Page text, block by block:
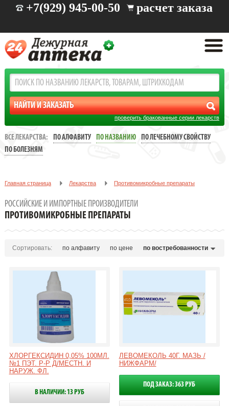
+7(929) 945-00-50 расчет заказа
проверить бракованные серии лекарств
ВСЕ ЛЕКАРСТВА: ПО АЛФАВИТУ ПО НАЗВАНИЮ
ПО ЛЕЧЕБНОМУ СВОЙСТВУ
ПО БОЛЕЗНЯМ
Главная страница Лекарства Противомикробные препараты
РОССИЙСКИЕ И ИМПОРТНЫЕ ПРОИЗВОДИТЕЛИ
ПРОТИВОМИКРОБНЫЕ ПРЕПАРАТЫ
Сортировать: по алфавиту по цене по востребованности
ХЛОРГЕКСИДИН 0,05% 100МЛ.
№1 ПЭТ. Р-Р Д/МЕСТН. И
НАРУЖ. ФЛ.
В НАЛИЧИИ: 13 РУБ
ЛЕВОМЕКОЛЬ 40Г. МАЗЬ /
НИЖФАРМ/
ПОД ЗАКАЗ: 363 РУБ